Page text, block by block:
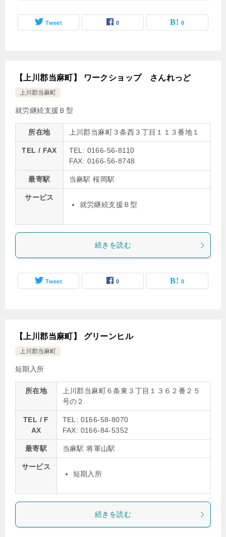
Tweet 0 0
【上川郡当麻町】 ワークショップ さんれっど
上川郡当麻町
就労継続支援Ｂ型
所在地 上川郡当麻町３条西３丁目１１３番地１
TEL / FAX
TEL: 0166-56-8110
FAX: 0166-56-8748
最寄駅 当麻駅 桜岡駅
サービス
就労継続支援Ｂ型
続きを読む
Tweet 0 0
【上川郡当麻町】 グリーンヒル
上川郡当麻町
短期入所
所在地
上川郡当麻町６条東３丁目１３６２番２５
号の２
TEL / F
AX
TEL: 0166-58-8070
FAX: 0166-84-5352
最寄駅 当麻駅 将軍山駅
サービス
短期入所
続きを読む